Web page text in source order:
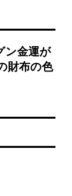
ン金運が
財布の色